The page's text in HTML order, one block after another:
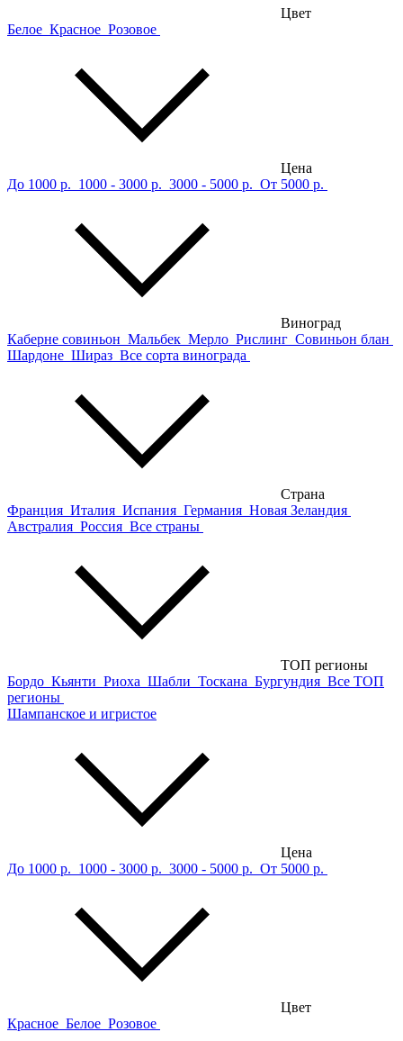
Цвет
Белое Красное Розовое
Цена
До 1000 р. 1000 - 3000 р. 3000 - 5000 р. От 5000 р.
Виноград
Каберне совиньон Мальбек Мерло Рислинг Совиньон блан
Шардоне Шираз Все сорта винограда
Страна
Франция Италия Испания Германия Новая Зеландия
Австралия Россия Все страны
ТОП регионы
Бордо Кьянти Риоха Шабли Тоскана Бургундия Все ТОП
регионы
Шампанское и игристое
Цена
До 1000 р. 1000 - 3000 р. 3000 - 5000 р. От 5000 р.
Цвет
Красное Белое Розовое